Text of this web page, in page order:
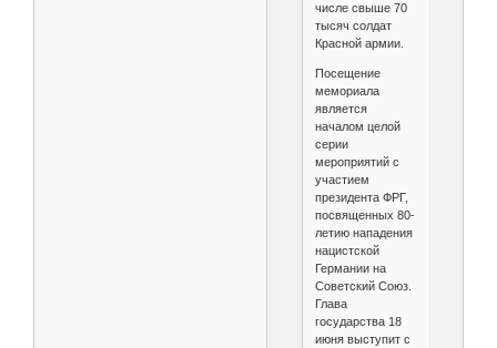
числе свыше 70
тысяч солдат
Красной армии.
Посещение
мемориала
является
началом целой
серии
мероприятий с
участием
президента ФРГ,
посвященных 80-
летию нападения
нацистской
Германии на
Советский Союз.
Глава
государства 18
июня выступит с